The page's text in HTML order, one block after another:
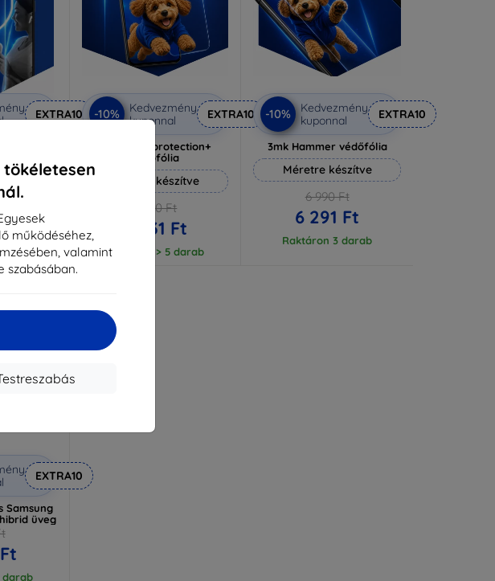
tökéletesen
működéséhez,
valamint
szabásában.
EXTRA10
darab
-10%
Kedvezmény
kuponnal
EXTRA10
3mk Silverprotection+
védőfólia
Méretre készítve
6 590 Ft
5 931 Ft
Raktáron > 5 darab
-10%
Kedvezmény
kuponnal
EXTRA10
3mk Hammer védőfólia
Méretre készítve
6 990 Ft
6 291 Ft
Raktáron 3 darab
EXTRA10
Samsung
üveg
darab